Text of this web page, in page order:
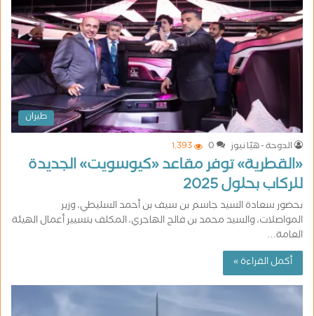
طيران
الدوحة - هيّا نيوز
0 1٬393
«القطرية» توفر مقاعد «كيوسويت» الجديدة
للركاب بحلول 2025
بحضور سعادة السيد جاسم بن سيف بن أحمد السليطي، وزير
المواصلات، والسيد محمد بن فالح الهاجري، المكلف بتسيير أعمال الهيئة
العامة…
أكمل القراءة »